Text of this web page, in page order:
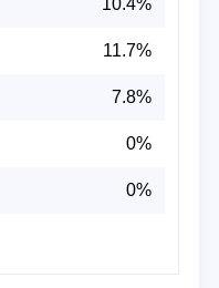
10.4%
11.7%
7.8%
0%
0%